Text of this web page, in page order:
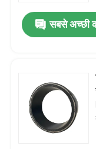
सबसे अच्छी